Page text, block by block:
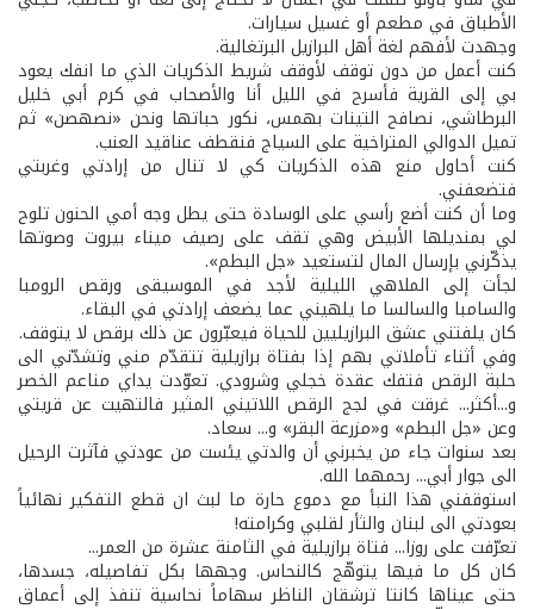
الأطباق في مطعم أو غسيل سيارات.
وجهدت لأفهم لغة أهل البرازيل البرتغالية.
كنت أعمل من دون توقف لأوقف شريط الذكريات الذي ما انفك يعود
بي إلى القرية فأسرح في الليل أنا والأصحاب في كرم أبي خليل
البرطاشي، نصافح التينات بهمس، نكور حباتها ونحن «نصهصن» ثم
تميل الدوالي المتراخية على السياج فنقطف عناقيد العنب.
كنت أحاول منع هذه الذكريات كي لا تنال من إرادتي وغربتي
فتضعفني.
وما أن كنت أضع رأسي على الوسادة حتى يطل وجه أمي الحنون تلوح
لي بمنديلها الأبيض وهي تقف على رصيف ميناء بيروت وصوتها
يذكّرني بإرسال المال لتستعيد «جل البطم».
لجأت إلى الملاهي الليلية لأجد في الموسيقى ورقص الرومبا
والسامبا والسالسا ما يلهيني عما يضعف إرادتي في البقاء.
كان يلفتني عشق البرازيليين للحياة فيعبّرون عن ذلك برقص لا يتوقف.
وفي أثناء تأملاتي بهم إذا بفتاة برازيلية تتقدّم مني وتشدّني الى
حلبة الرقص فتفك عقدة خجلي وشرودي. تعوّدت يداي مناعم الخصر
و...أكثر... غرقت في لجج الرقص اللاتيني المثير فالتهيت عن قريتي
وعن «جل البطم» و«مزرعة البقر» و... سعاد.
بعد سنوات جاء من يخبرني أن والدتي يئست من عودتي فآثرت الرحيل
الى جوار أبي... رحمهما الله.
استوقفني هذا النبأ مع دموع حارة ما لبث ان قطع التفكير نهائياً
بعودتي الى لبنان والثأر لقلبي وكرامته!
تعرّفت على روزا... فتاة برازيلية في الثامنة عشرة من العمر...
كان كل ما فيها يتوهّج كالنحاس. وجهها بكل تفاصيله، جسدها،
حتى عيناها كانتا ترشقان الناظر سهاماً نحاسية تنفذ إلى أعماق